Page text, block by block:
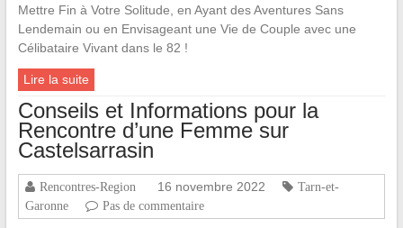
Mettre Fin à Votre Solitude, en Ayant des Aventures Sans
Lendemain ou en Envisageant une Vie de Couple avec une
Célibataire Vivant dans le 82 !
Lire la suite
Conseils et Informations pour la
Rencontre d’une Femme sur
Castelsarrasin
Rencontres-Region 16 novembre 2022
Tarn-et-
Garonne
Pas de commentaire